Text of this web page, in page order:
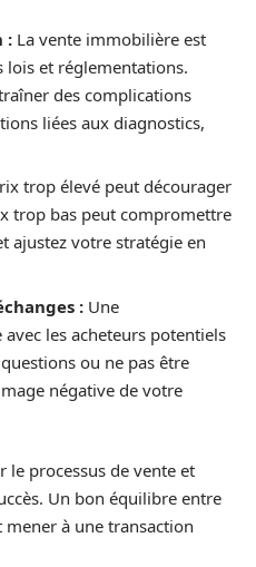
: La vente immobilière est
lois et réglementations.
des complications
liées aux diagnostics,
trop élevé peut décourager
trop bas peut compromettre
ajustez votre stratégie en
: Une
les acheteurs potentiels
ou ne pas être
négative de votre
le processus de vente et
Un bon équilibre entre
à une transaction